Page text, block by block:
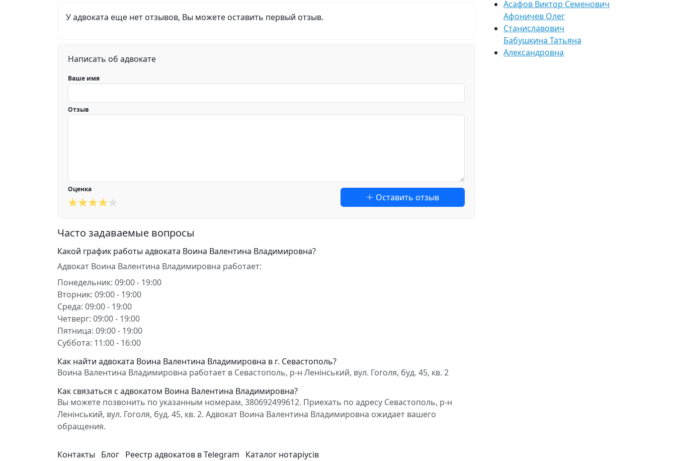
У адвоката еще нет отзывов, Вы можете оставить первый отзыв.
Написать об адвокате
Ваше имя
Отзыв
Оценка
Оставить отзыв
Часто задаваемые вопросы
Какой график работы адвоката Воина Валентина Владимировна?
Адвокат Воина Валентина Владимировна работает:
Понедельник: 09:00 - 19:00
Вторник: 09:00 - 19:00
Среда: 09:00 - 19:00
Четверг: 09:00 - 19:00
Пятница: 09:00 - 19:00
Суббота: 11:00 - 16:00
Как найти адвоката Воина Валентина Владимировна в г. Севастополь?
Воина Валентина Владимировна работает в Севастополь, р-н Ленінський, вул. Гоголя, буд. 45, кв. 2
Как связаться с адвокатом Воина Валентина Владимировна?
Вы можете позвонить по указанным номерам, 380692499612. Приехать по адресу Севастополь, р-н
Ленінський, вул. Гоголя, буд. 45, кв. 2. Адвокат Воина Валентина Владимировна ожидает вашего
обращения.
Асафов Виктор Семенович
Афоничев Олег
Станиславович
Бабушкина Татьяна
Александровна
Контакты Блог Реестр адвокатов в Telegram Каталог нотаріусів